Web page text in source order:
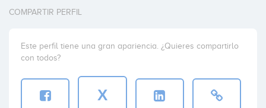
COMPARTIR PERFIL
Este perfil tiene una gran apariencia. ¿Quieres compartirlo
con todos?
X